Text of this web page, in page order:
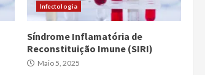
Infectologia
Síndrome Inflamatória de
Reconstituição Imune (SIRI)
Maio 5, 2025